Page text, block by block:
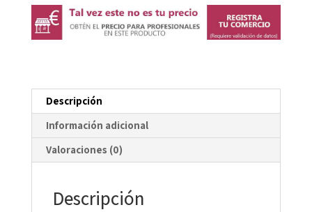
Descripción
Información adicional
Valoraciones (0)
Descripción